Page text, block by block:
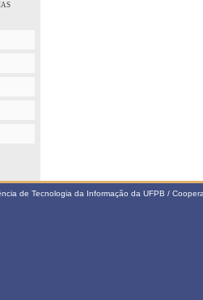
de Tecnologia da Informação da UFPB /